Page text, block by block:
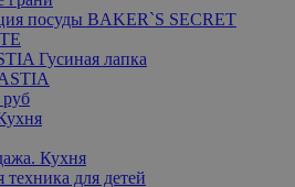
посуды BAKER`S SECRET
Гусиная лапка
Кухня
техника для детей